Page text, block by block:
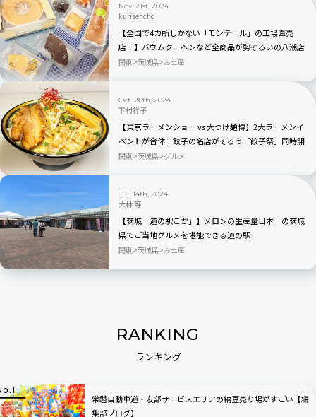
Nov. 21st, 2024
kurisencho
【全国で4カ所しかない「モンテール」の工場直売
店！】バウムクーヘンなど全商品が勢ぞろいの八潮店
を現地ルポ！
関東 茨城県 お土産
Oct. 26th, 2024
下村祥子
【東京ラーメンショー vs 大つけ麺博】2大ラーメンイ
ベントが合体！餃子の名店がそろう「餃子祭」同時開
催
関東 茨城県 グルメ
Jul. 14th, 2024
大林 等
【茨城「道の駅ごか」】メロンの生産量日本一の茨城
県でご当地グルメを堪能できる道の駅
関東 茨城県 お土産
RANKING
ランキング
常磐自動車道・友部サービスエリアの納豆売り場がすごい【編
集部ブログ】